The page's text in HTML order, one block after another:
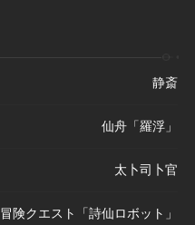
静斎
仙舟「羅浮」
太卜司卜官
冒険クエスト「詩仙ロボット」